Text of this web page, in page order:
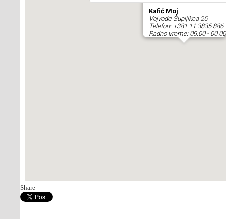
Kafić Moj
Vojvode Šupljikca 25
Telefon: +381 11 3835 886
Radno vreme: 09.00 - 00.00
Share